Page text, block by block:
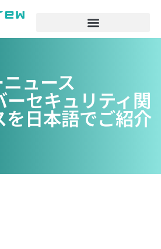
ュース
セキュリティ関
を日本語でご紹介